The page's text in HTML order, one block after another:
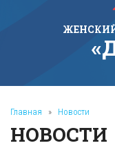
Главная » Новости
НОВОСТИ